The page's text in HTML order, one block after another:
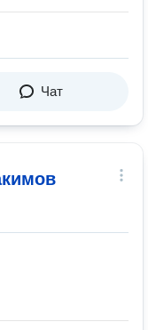
Чат